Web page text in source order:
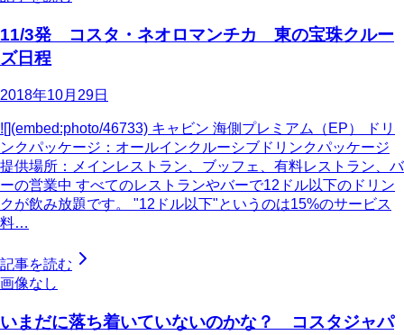
11/3発 コスタ・ネオロマンチカ 東の宝珠クルー
ズ日程
2018年10月29日
![](embed:photo/46733) キャビン 海側プレミアム（EP） ドリ
ンクパッケージ：オールインクルーシブドリンクパッケージ
提供場所：メインレストラン、ブッフェ、有料レストラン、バ
ーの営業中 すべてのレストランやバーで12ドル以下のドリン
クが飲み放題です。 "12ドル以下"というのは15%のサービス
料…
記事を読む
画像なし
いまだに落ち着いていないのかな？ コスタジャパ